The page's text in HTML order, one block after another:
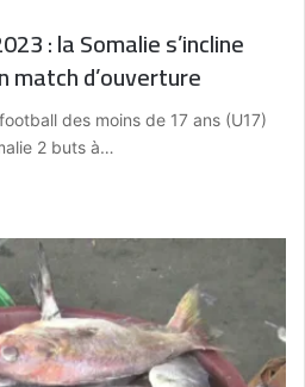
: la Somalie s’incline
match d’ouverture
des moins de 17 ans (U17)
2 buts à…